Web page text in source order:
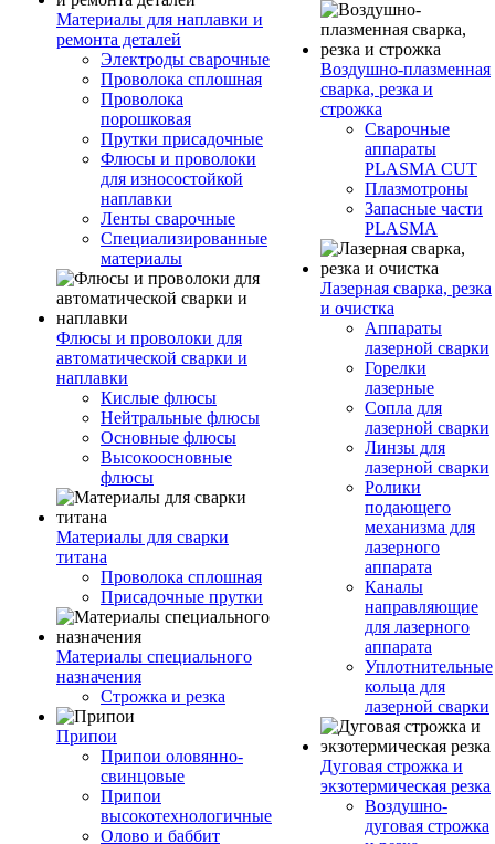
Материалы для наплавки и
ремонта деталей
Электроды сварочные
Проволока сплошная
Проволока
порошковая
Прутки присадочные
Флюсы и проволоки
для износостойкой
наплавки
Ленты сварочные
Специализированные
материалы
Флюсы и проволоки для
автоматической сварки и
наплавки
Кислые флюсы
Нейтральные флюсы
Основные флюсы
Высокоосновные
флюсы
Материалы для сварки
титана
Проволока сплошная
Присадочные прутки
Материалы специального
назначения
Строжка и резка
Припои
Припои оловянно-
свинцовые
Припои
высокотехнологичные
Олово и баббит
Воздушно-плазменная
сварка, резка и
строжка
Сварочные
аппараты
PLASMA CUT
Плазмотроны
Запасные части
PLASMA
Лазерная сварка, резка
и очистка
Аппараты
лазерной сварки
Горелки
лазерные
Сопла для
лазерной сварки
Линзы для
лазерной сварки
Ролики
подающего
механизма для
лазерного
аппарата
Каналы
направляющие
для лазерного
аппарата
Уплотнительные
кольца для
лазерной сварки
Дуговая строжка и
экзотермическая резка
Воздушно-
дуговая строжка